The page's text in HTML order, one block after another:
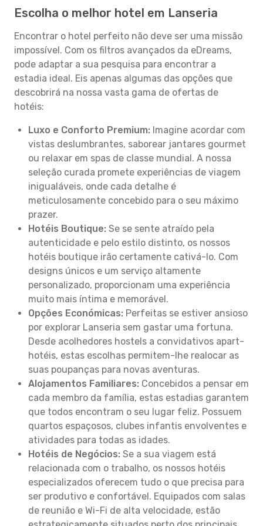
Escolha o melhor hotel em Lanseria
Encontrar o hotel perfeito não deve ser uma missão
impossível. Com os filtros avançados da eDreams,
pode adaptar a sua pesquisa para encontrar a
estadia ideal. Eis apenas algumas das opções que
descobrirá na nossa vasta gama de ofertas de
hotéis:
Luxo e Conforto Premium: Imagine acordar com
vistas deslumbrantes, saborear jantares gourmet
ou relaxar em spas de classe mundial. A nossa
seleção curada promete experiências de viagem
inigualáveis, onde cada detalhe é
meticulosamente concebido para o seu máximo
prazer.
Hotéis Boutique: Se se sente atraído pela
autenticidade e pelo estilo distinto, os nossos
hotéis boutique irão certamente cativá-lo. Com
designs únicos e um serviço altamente
personalizado, proporcionam uma experiência
muito mais íntima e memorável.
Opções Económicas: Perfeitas se estiver ansioso
por explorar Lanseria sem gastar uma fortuna.
Desde acolhedores hostels a convidativos apart-
hotéis, estas escolhas permitem-lhe realocar as
suas poupanças para novas aventuras.
Alojamentos Familiares: Concebidos a pensar em
cada membro da família, estas estadias garantem
que todos encontram o seu lugar feliz. Possuem
quartos espaçosos, clubes infantis envolventes e
atividades para todas as idades.
Hotéis de Negócios: Se a sua viagem está
relacionada com o trabalho, os nossos hotéis
especializados oferecem tudo o que precisa para
ser produtivo e confortável. Equipados com salas
de reunião e Wi-Fi de alta velocidade, estão